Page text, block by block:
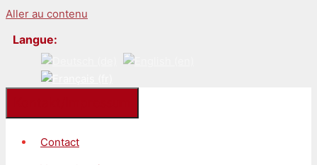
Aller au contenu
Langue:
Contact